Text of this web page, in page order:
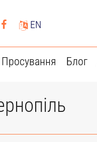
EN
Просування Блог